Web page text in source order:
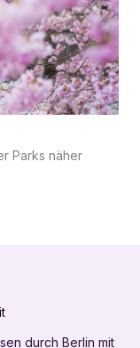
Parks näher
durch Berlin mit